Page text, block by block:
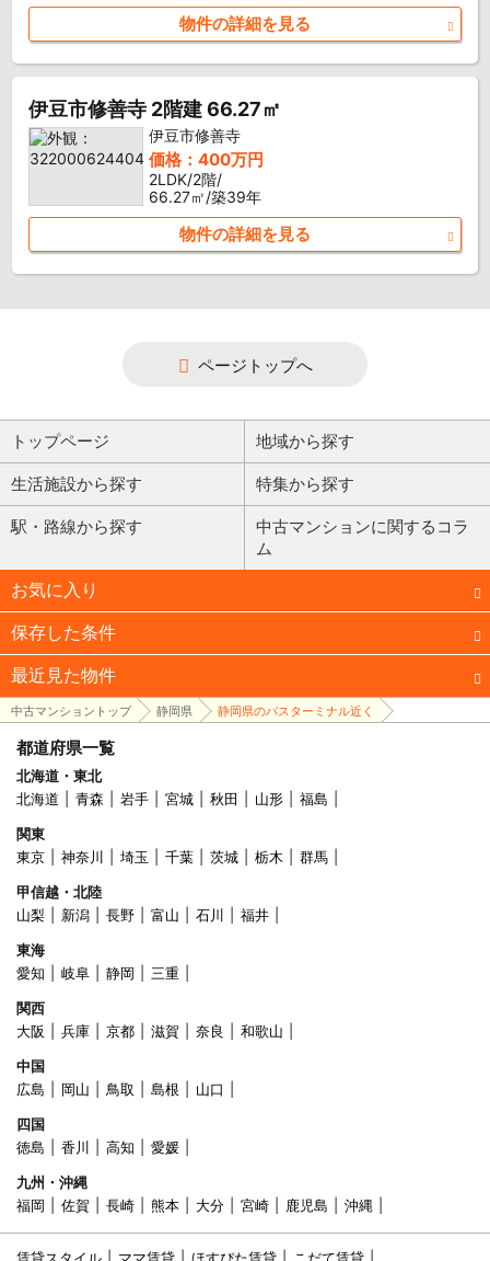
物件の詳細を見る
伊豆市修善寺 2階建 66.27㎡
伊豆市修善寺
価格：400万円
2LDK/2階/
66.27㎡/築39年
物件の詳細を見る
ページトップへ
トップページ 地域から探す
生活施設から探す 特集から探す
駅・路線から探す
中古マンションに関するコラ
ム
お気に入り
保存した条件
最近見た物件
中古マンショントップ 静岡県 静岡県のバスターミナル近く
都道府県一覧
北海道・東北
北海道
青森 岩手 宮城 秋田 山形
福島
関東
東京
神奈川 埼玉 千葉 茨城 栃木
群馬
甲信越・北陸
山梨
新潟 長野 富山 石川
福井
東海
愛知
岐阜 静岡
三重
関西
大阪
兵庫 京都 滋賀 奈良
和歌山
中国
広島
岡山 鳥取 島根
山口
四国
徳島
香川 高知
愛媛
九州・沖縄
福岡
佐賀 長崎 熊本 大分 宮崎 鹿児島 沖縄